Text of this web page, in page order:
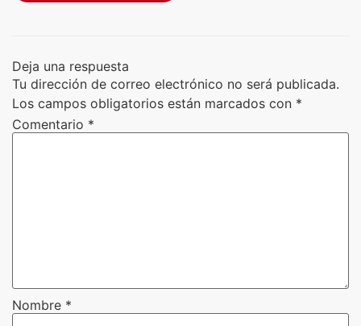
Deja una respuesta
Tu dirección de correo electrónico no será publicada.
Los campos obligatorios están marcados con *
Comentario *
Nombre *